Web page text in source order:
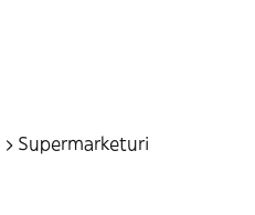
Supermarketuri